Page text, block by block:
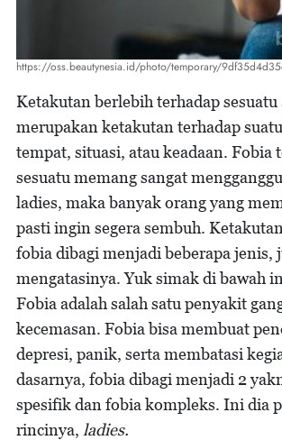
https://oss.beautynesia.id/photo/temporary/
Ketakutan berlebih terhadap sesuatu
merupakan ketakutan terhadap
tempat, situasi, atau keadaan. Fobia
sesuatu memang sangat
ladies, maka banyak orang yang
pasti ingin segera sembuh.
fobia dibagi menjadi beberapa jenis,
mengatasinya. Yuk simak di bawah
Fobia adalah salah satu penyakit
kecemasan. Fobia bisa membuat
depresi, panik, serta membatasi
dasarnya, fobia dibagi menjadi 2
spesifik dan fobia kompleks. Ini dia
rincinya, ladies.